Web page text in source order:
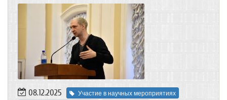
08.12.2025
Участие в научных мероприятиях